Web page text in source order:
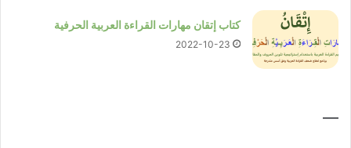
كتاب إتقان مهارات القراءة العربية الحرفية
2022-10-23
—